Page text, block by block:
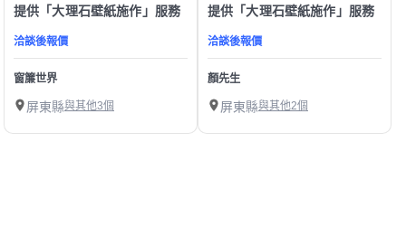
提供「大理石壁紙施作」服務
洽談後報價
窗簾世界
屏東縣與其他3個
提供「大理石壁紙施作」服務
洽談後報價
顏先生
屏東縣與其他2個